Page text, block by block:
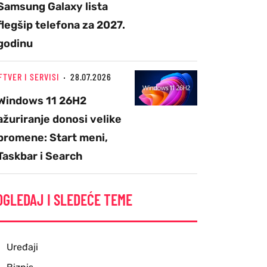
Galaxy lista
telefona za 2027.
I SERVISI 28.07.2026
11 26H2
donosi velike
Start meni,
i Search
I SLEDEĆE TEME
Uređaji